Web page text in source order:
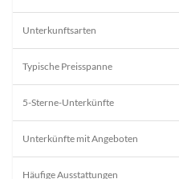
Unterkunftsarten
Typische Preisspanne
5-Sterne-Unterkünfte
Unterkünfte mit Angeboten
Häufige Ausstattungen